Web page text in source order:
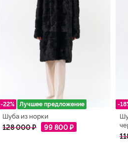
-22% Лучшее предложение
Шуба из норки
128 000 ₽ 99 800 ₽
-